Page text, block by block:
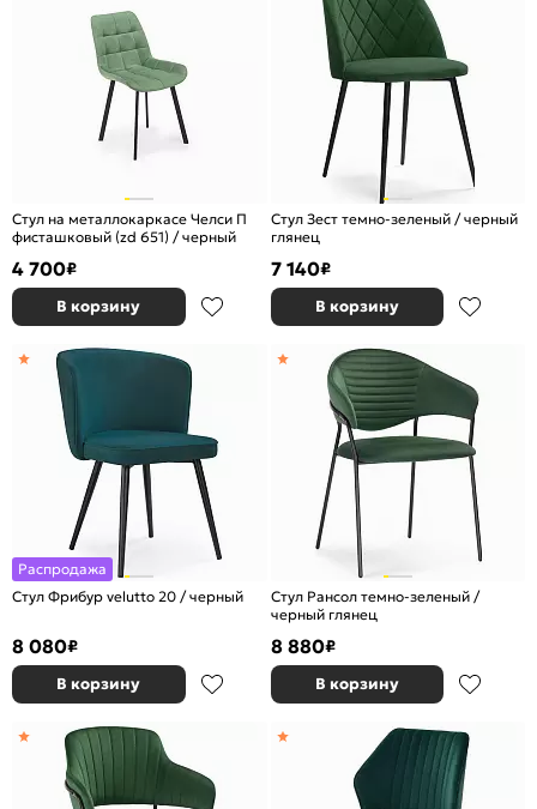
Стул на металлокаркасе Челси П
фисташковый (zd 651) / черный
4 700₽
В корзину
Стул Зест темно-зеленый / черный
глянец
7 140₽
В корзину
Распродажа
Стул Фрибур velutto 20 / черный
8 080₽
В корзину
Стул Рансол темно-зеленый /
черный глянец
8 880₽
В корзину